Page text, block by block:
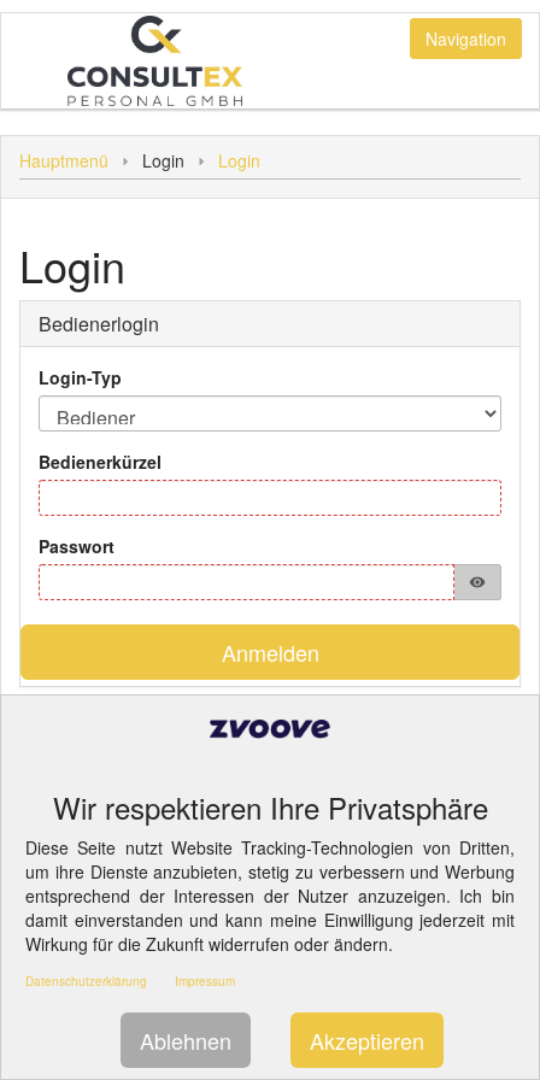
Navigation
Login
Bediener
Personal
Sonstiges
Hauptmenü
Hauptmenü Login Login
Login
Bedienerlogin
Login-Typ
Bedienerkürzel
Passwort
visibility
Anmelden
Cookie-Einstellungen ändern.
Wir respektieren Ihre Privatsphäre
Diese Seite nutzt Website Tracking-Technologien von Dritten,
um ihre Dienste anzubieten, stetig zu verbessern und Werbung
entsprechend der Interessen der Nutzer anzuzeigen. Ich bin
damit einverstanden und kann meine Einwilligung jederzeit mit
Wirkung für die Zukunft widerrufen oder ändern.
Datenschutzerklärung Impressum
Ablehnen Akzeptieren